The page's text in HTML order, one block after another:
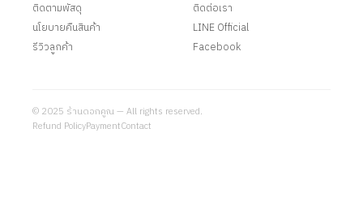
ติดตามพัสดุ
นโยบายคืนสินค้า
รีวิวลูกค้า
ติดต่อเรา
LINE Official
Facebook
© 2025 ร้านดอกคูณ — All rights reserved.
Refund PolicyPaymentContact